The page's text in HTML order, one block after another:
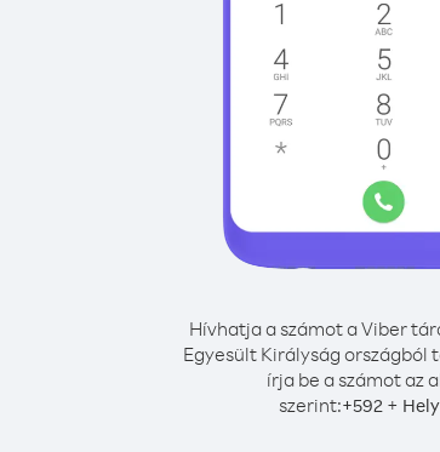
Hívhatja a számot a Viber
Egyesült Királyság országból
írja be a számot az
szerint:+592+